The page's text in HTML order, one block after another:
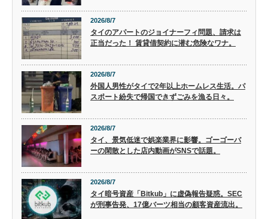
2026/8/7
タイのアパートのジョイナーフィ問題、請求は
正当だった！ 賃貸借契約に潜む危険なワナ。
2026/8/7
外国人男性がタイで2年以上ホームレス生活。パ
スポート紛失で帰国できずごみを漁る日々。
2026/8/7
タイ、景気低迷で娯楽業界に影響。ゴーゴーバ
ーの閑散とした店内動画がSNSで話題。
2026/8/7
タイ暗号資産「Bitkub」に虚偽報告疑惑。SEC
が刑事告発、17億バーツ相当の顧客資産流出。